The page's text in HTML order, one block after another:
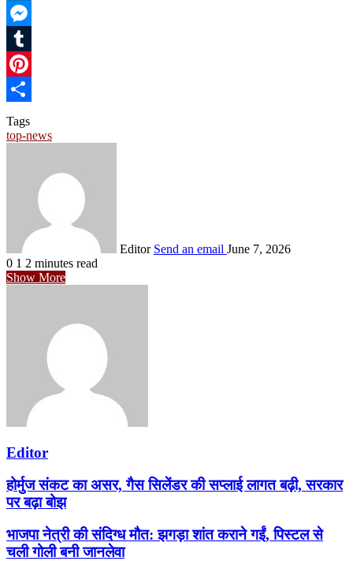
LinkedIn
Messenger
Tumblr
Pinterest
Share
Tags
top-news
Editor Send an email June 7, 2026
0 1 2 minutes read
Show More
Editor
होर्मुज संकट का असर, गैस सिलेंडर की सप्लाई लागत बढ़ी, सरकार
पर बढ़ा बोझ
भाजपा नेत्री की संदिग्ध मौत: झगड़ा शांत कराने गईं, पिस्टल से
चली गोली बनी जानलेवा